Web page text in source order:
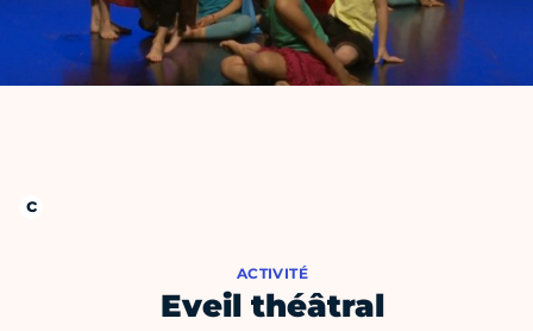
ACTIVITÉ
Eveil théâtral